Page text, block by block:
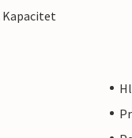
Kapacitet